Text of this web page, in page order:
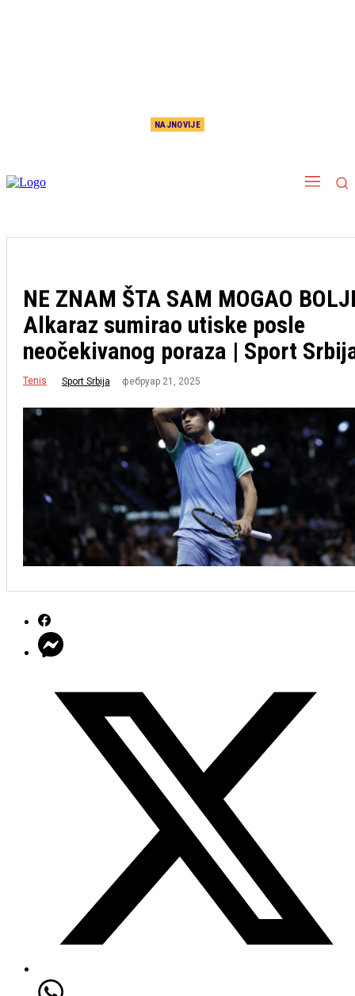
NAJNOVIJE
NE ZNAM ŠTA SAM MOGAO
Alkaraz sumirao utiske posle
neočekivanog poraza | Sport
Tenis Sport Srbija фебруар 21, 2025